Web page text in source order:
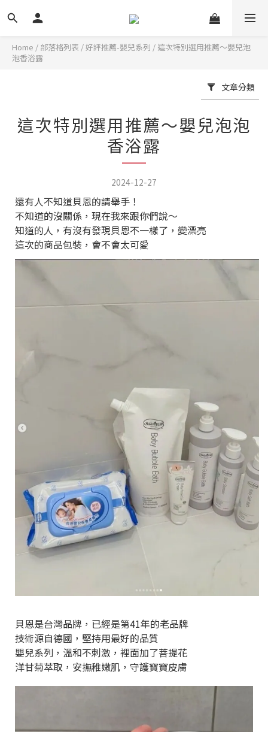
Home / 部落格列表 /好評推薦-嬰兒系列 / 這次特別選用推薦～嬰兒泡
泡香浴露
文章分類
這次特別選用推薦～嬰兒泡泡
香浴露
2024-12-27
還有人不知道貝恩的請舉手！
不知道的沒關係，現在我來跟你們說～
知道的人，有沒有發現貝恩不一樣了，變漂亮
這次的商品包裝，會不會太可愛
貝恩是台灣品牌，已經是第41年的老品牌
技術源自德國，堅持用最好的品質
嬰兒系列，溫和不刺激，裡面加了菩提花
洋甘菊萃取，安撫稚嫩肌，守護寶寶皮膚